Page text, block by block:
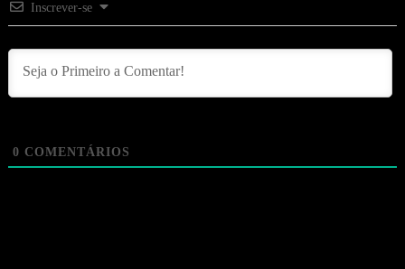
Inscrever-se
0 COMENTÁRIOS